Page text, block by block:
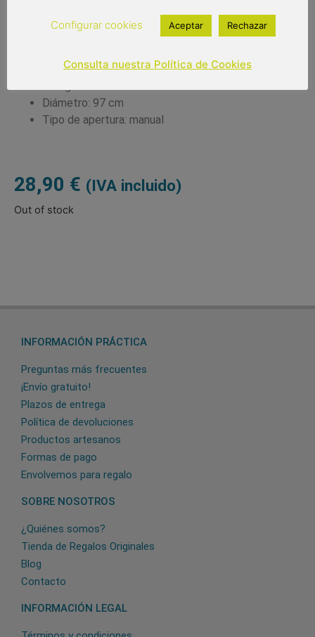
Paraguas transparente
Forma de cúpula
Color del producto: marrón
Diámetro: 97 cm
Tipo de apertura: manual
28,90 € (IVA incluido)
Out of stock
INFORMACIÓN PRÁCTICA
Preguntas más frecuentes
¡Envío gratuito!
Plazos de entrega
Política de devoluciones
Productos artesanos
Formas de pago
Envolvemos para regalo
SOBRE NOSOTROS
¿Quiénes somos?
Tienda de Regalos Originales
Blog
Contacto
INFORMACIÓN LEGAL
Configurar cookies Aceptar Rechazar
Consulta nuestra Política de Cookies